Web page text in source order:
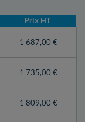
Prix HT
1 687,00 €
1 735,00 €
1 809,00 €